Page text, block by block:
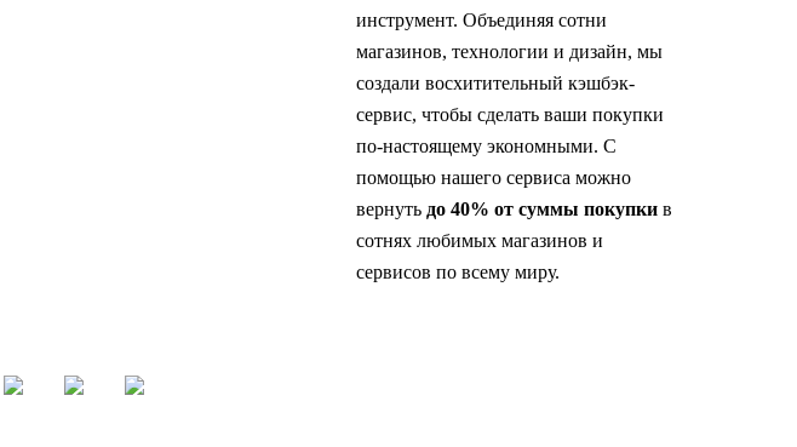
инструмент. Объединяя сотни
магазинов, технологии и дизайн, мы
создали восхитительный кэшбэк-
сервис, чтобы сделать ваши покупки
по-настоящему экономными. С
помощью нашего сервиса можно
вернуть до 40% от суммы покупкив
сотнях любимых магазинов и
сервисов по всему миру.